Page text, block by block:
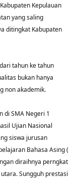
Kepulauan
yang saling
ditingkat Kabupaten
tahun ke tahun
bukan hanya
non akademik.
di SMA Negeri 1
Ujian Nasional
siswa jurusan
Bahasa Asing (
diraihnya perngkat
Sungguh prestasi